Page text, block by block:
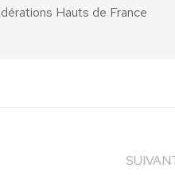
Hauts de France